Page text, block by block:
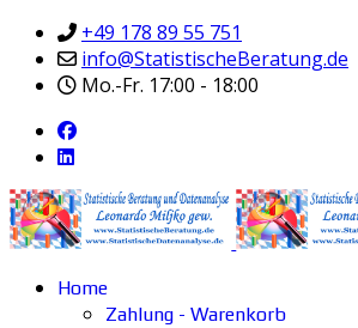
+49 178 89 55 751
info@StatistischeBeratung.de
Mo.-Fr. 17:00 - 18:00
Home
Zahlung - Warenkorb